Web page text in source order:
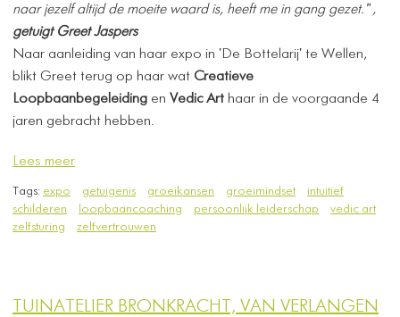
naar jezelf altijd de moeite waard is, heeft me in gang gezet.",
getuigt Greet Jaspers
Naar aanleiding van haar expo in 'De Bottelarij' te Wellen,
blikt Greet terug op haar wat Creatieve
Loopbaanbegeleiding en Vedic Art haar in de voorgaande 4
jaren gebracht hebben.
Lees meer
Tags: expo getuigenis groeikansen groeimindset
intuitief
schilderen
loopbaancoaching persoonlijk leiderschap
vedic art
zelfsturing
zelfvertrouwen
TUINATELIER BRONKRACHT, VAN VERLANGEN